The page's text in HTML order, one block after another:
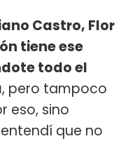
Castro, Flor
tiene ese
todo el
, pero tampoco
eso, sino
que no